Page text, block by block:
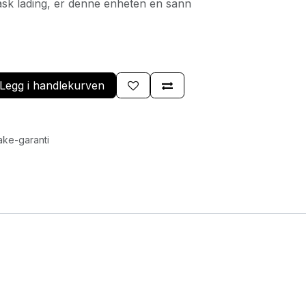
lading, er denne enheten en sann
Legg i handlekurven
garanti